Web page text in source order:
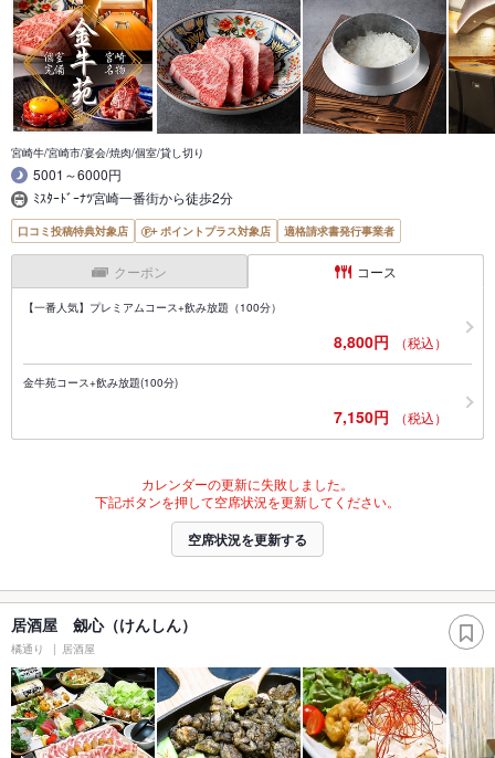
宮崎牛/宮崎市/宴会/焼肉/個室/貸し切り
5001～6000円
ﾐｽﾀｰﾄﾞｰﾅﾂ宮崎一番街から徒歩2分
口コミ投稿特典対象店 ポイントプラス対象店 適格請求書発行事業者
クーポン コース
【一番人気】プレミアムコース+飲み放題（100分）
8,800円 （税込）
金牛苑コース+飲み放題(100分)
7,150円 （税込）
カレンダーの更新に失敗しました。
下記ボタンを押して空席状況を更新してください。
空席状況を更新する
居酒屋 劔心（けんしん）
橘通り 居酒屋